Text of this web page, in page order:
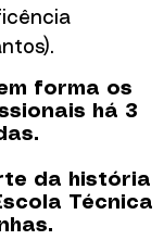
forma os
há 3
da história
Técnica